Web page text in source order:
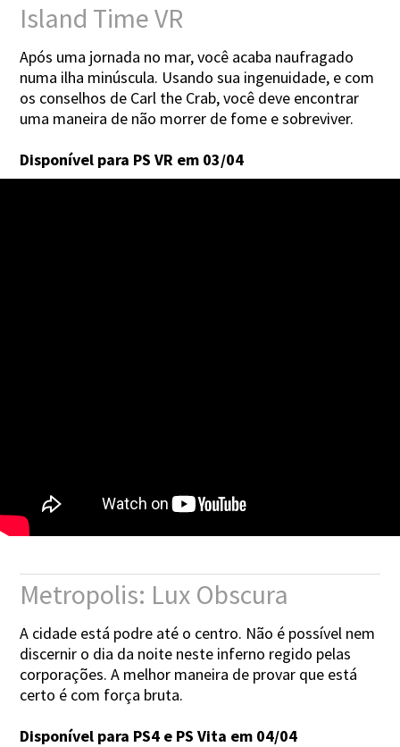
Island Time VR
Após uma jornada no mar, você acaba naufragado
numa ilha minúscula. Usando sua ingenuidade, e com
os conselhos de Carl the Crab, você deve encontrar
uma maneira de não morrer de fome e sobreviver.
Disponível para PS VR em 03/04
Metropolis: Lux Obscura
A cidade está podre até o centro. Não é possível nem
discernir o dia da noite neste inferno regido pelas
corporações. A melhor maneira de provar que está
certo é com força bruta.
Disponível para PS4 e PS Vita em 04/04